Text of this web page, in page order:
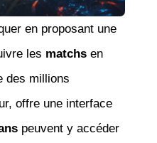
en proposant une
les matchsen
des millions
offre une interface
peuvent y accéder